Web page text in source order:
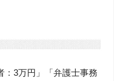
：3万円」「弁護士事務